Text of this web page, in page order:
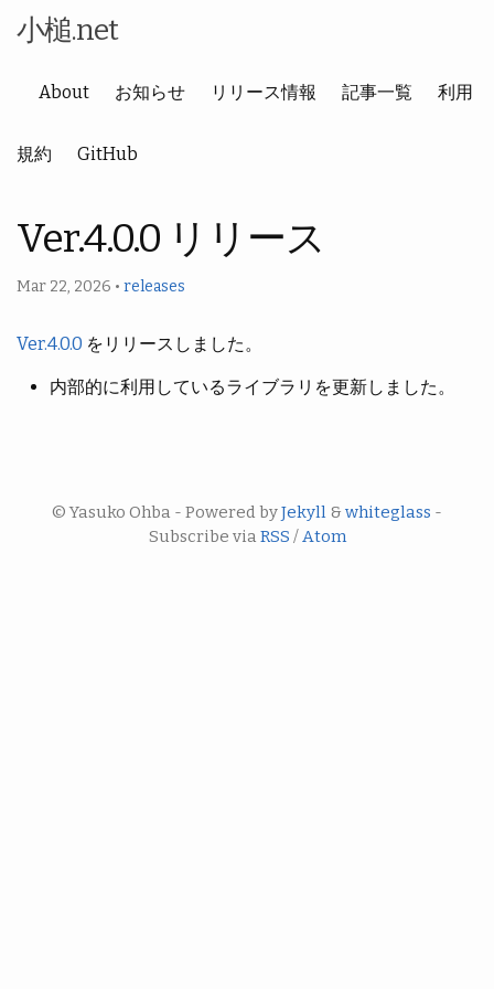
小槌.net
About お知らせ リリース情報 記事一覧 利用
規約 GitHub
Ver.4.0.0 リリース
Mar 22, 2026 • releases
Ver.4.0.0 をリリースしました。
内部的に利用しているライブラリを更新しました。
© Yasuko Ohba - Powered byJekyll & whiteglass -
Subscribe via RSS /Atom